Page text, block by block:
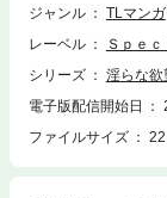
ジャンル
TLマンガ
レーベル
Ｓｐｅ
シリーズ
淫らな欲
電子版配信開始日
ファイルサイズ